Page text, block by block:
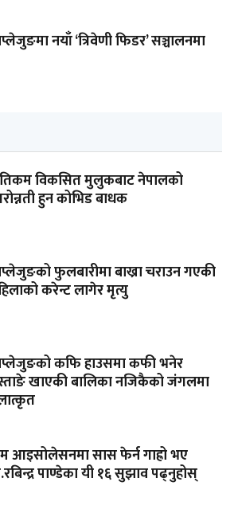
नयाँ ‘त्रिवेणी फिडर’ सञ्चालनमा
विकसित मुलुकबाट नेपालको
हुन कोभिड बाधक
फुलबारीमा बाख्रा चराउन गएकी
करेन्ट लागेर मृत्यु
कफि हाउसमा कफी भनेर
खाएकी बालिका नजिकैको जंगलमा
आइसोलेसनमा सास फेर्न गाह्रो भए
पाण्डेका यी १६ सुझाव पढ्नुहोस्